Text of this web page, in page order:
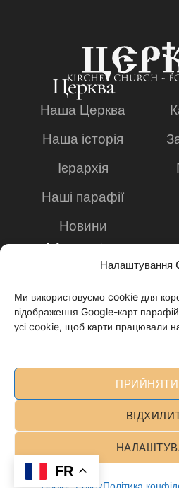
Налаштування
Ми використовуємо cookie для
відображення Google-карт
усі cookie, щоб карти працювали
ПРИЙНЯТИ
Cookie PolicyПолітика
Церква
Наша Церква
Наша історія
Ієрархія
Наші парафії
Новини
Просвіта
Богословська
академія
Заявка на навчання
"Анафора"
Cookie policy
ukrainian-church ©2026 - All
FR